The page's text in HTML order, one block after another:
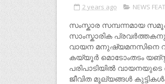
2 years ago NEWS
സംസ്കാര സമ്പന്നമായ
സാംസ്കാരിക
വായന മനുഷ്യമനസിനെ
കയ്യൂർ മൊടോംതടം
പരിപാടിയിൽ
ജീവിത മൂല്യങ്ങൾ